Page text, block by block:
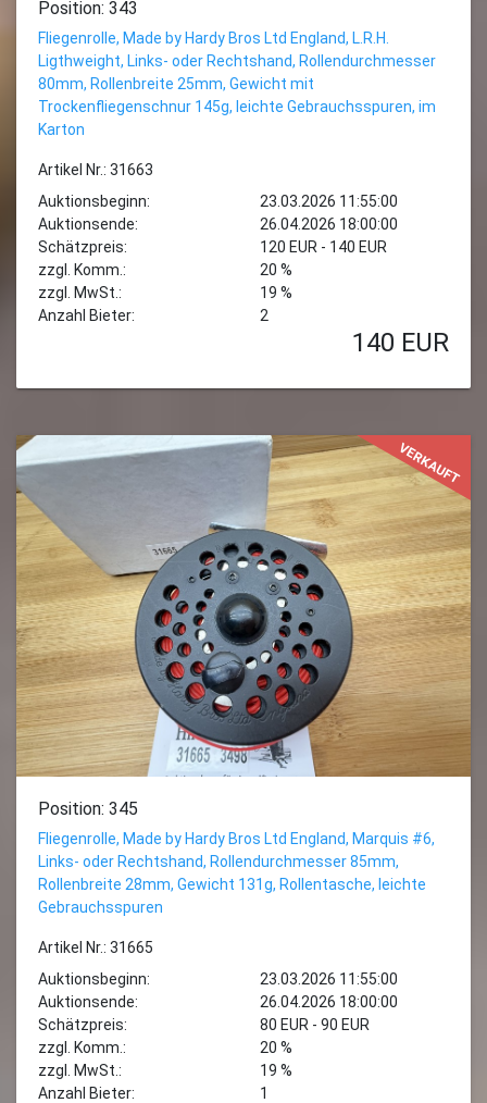
Position: 343
Fliegenrolle, Made by Hardy Bros Ltd England, L.R.H.
Ligthweight, Links- oder Rechtshand, Rollendurchmesser
80mm, Rollenbreite 25mm, Gewicht mit
Trockenfliegenschnur 145g, leichte Gebrauchsspuren, im
Karton
Artikel Nr.: 31663
Auktionsbeginn:
23.03.2026 11:55:00
Auktionsende:
26.04.2026 18:00:00
Schätzpreis:
120 EUR - 140 EUR
zzgl. Komm.:
20 %
zzgl. MwSt.:
19 %
Anzahl Bieter:
2
140 EUR
VERKAUFT
Position: 345
Fliegenrolle, Made by Hardy Bros Ltd England, Marquis #6,
Links- oder Rechtshand, Rollendurchmesser 85mm,
Rollenbreite 28mm, Gewicht 131g, Rollentasche, leichte
Gebrauchsspuren
Artikel Nr.: 31665
Auktionsbeginn:
23.03.2026 11:55:00
Auktionsende:
26.04.2026 18:00:00
Schätzpreis:
80 EUR - 90 EUR
zzgl. Komm.:
20 %
zzgl. MwSt.:
19 %
Anzahl Bieter:
1